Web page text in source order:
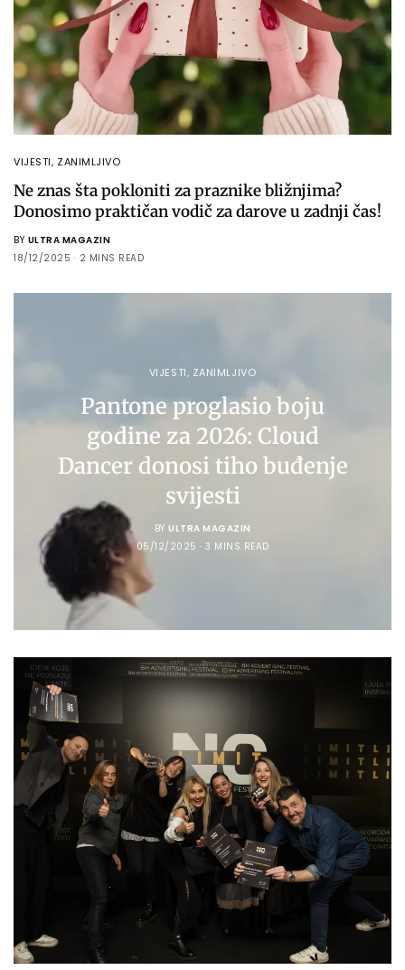
VIJESTI, ZANIMLJIVO
Ne znas šta pokloniti za praznike bližnjima?
Donosimo praktičan vodič za darove u zadnji čas!
BY ULTRA MAGAZIN
18/12/2025
2 MINS READ
VIJESTI, ZANIMLJIVO
Pantone proglasio boju
godine za 2026: Cloud
Dancer donosi tiho buđenje
svijesti
BY ULTRA MAGAZIN
05/12/2025
3 MINS READ